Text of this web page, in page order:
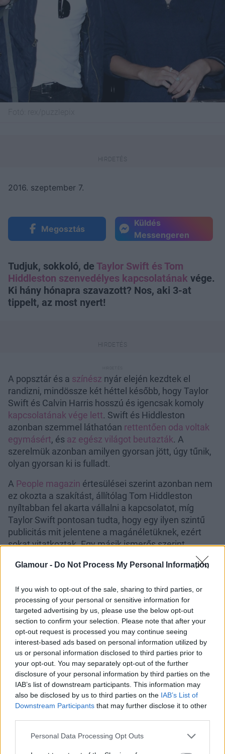
Glamour - Do Not Process My Personal Information
If you wish to opt-out of the sale, sharing to third parties, or
processing of your personal or sensitive information for
targeted advertising by us, please use the below opt-out
section to confirm your selection. Please note that after your
opt-out request is processed you may continue seeing
interest-based ads based on personal information utilized by
us or personal information disclosed to third parties prior to
your opt-out. You may separately opt-out of the further
disclosure of your personal information by third parties on the
IAB’s list of downstream participants. This information may
also be disclosed by us to third parties on the IAB’s List of
Downstream Participants that may further disclose it to other
Please note that this website/app uses one or more Google
Personal Data Processing Opt Outs
2016. szeptember 7.
Megosztás
Küldés
Messengeren
Tudjuk, sokkoló, de Taylor Swift és Tom
Hiddleston szenvedélyes kapcsolatának vége.
Ki hány hónapra szavazott? Nos, aki 3-at
tippelt, az most nyert!
A popsztár és a színész nyár elején kezdtek el
randizni, mindössze két héttel később, hogy Taylor
Swift és Calvin Harris hosszú és igencsak komoly
kapcsolatának vége lett. Swift és Hiddleston
azonban szemmel láthatóan rettentően oda voltak
egymásért, és az egész világot beutazták. A
szerelmük azonban amilyen gyorsan jött, úgy tűnik,
olyan gyorsan ki is fulladt.
A People magazin értesülései szerint azonban nem
ez okozta a szakítást, állítólag Tom Hiddleston
nyíltabban fel akarta vállalni a kapcsolatot, míg
Taylor Swift pontosan tudta, hogy egy ilyen szintű
publicitás mit jelentene a magánéletüknek, ezért
sokat vitatkoztak. Egy másik ismerős szerint
"nagyon intenzív kezdet volt, senki sem tudja ezt
fenntartani".
Nem mondhatjuk, hogytúlságosan meglepett
bennünketa hír, ugyanis az utóbbi hetekben
egyáltalán nem lehetett őket együtt látni, és már
gyanakodtunk, hogy valami hasonló lehet ennek a
hátterében.
Sajnáljuk Taylor, de ezt az első pillanattól sejtettük
sajnos, viszont reméljük, erről is születik majd egy
szuper album, de legalábbis egy ütős szám!